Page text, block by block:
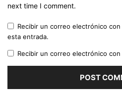
next time I comment.
Recibir un correo electrónico
esta entrada.
Recibir un correo electrónico